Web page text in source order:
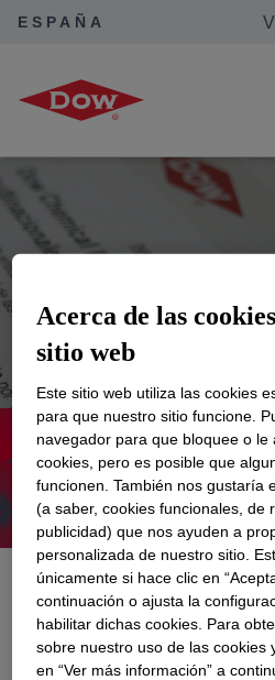
ESPAÑA
Sala de
Contacto
¿Tienes alguna
Acerca de las
sitio web
Este sitio web utiliza las cookies
para que nuestro sitio funcione.
navegador para que bloquee o le
cookies, pero es posible que
funcionen. También nos gustaría
(a saber, cookies funcionales, de
publicidad) que nos ayuden a
personalizada de nuestro sitio.
únicamente si hace clic en
continuación o ajusta la
habilitar dichas cookies. Para
sobre nuestro uso de las cookies
en “Ver más información” a